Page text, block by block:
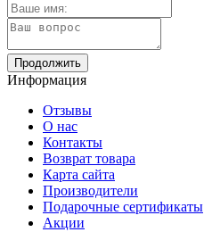
Продолжить
Информация
Отзывы
О нас
Контакты
Возврат товара
Карта сайта
Производители
Подарочные сертификаты
Акции